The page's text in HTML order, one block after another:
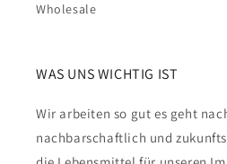
Wholesale
WAS UNS WICHTIG IST
Wir arbeiten so gut es geht
nachbarschaftlich und